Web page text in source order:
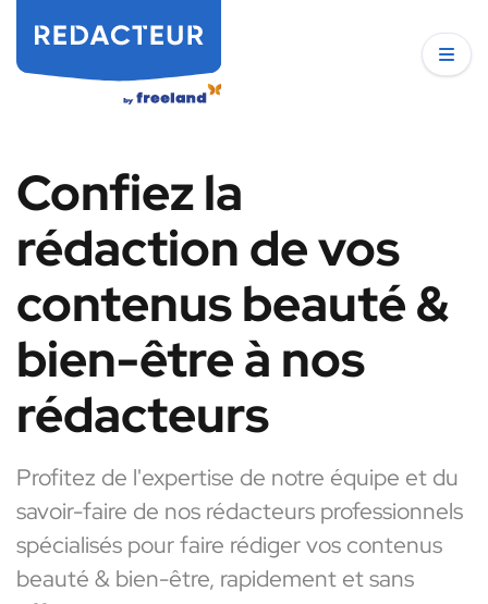
Confiez la
rédaction de vos
contenus beauté &
bien-être à nos
rédacteurs
Profitez de l'expertise de notre équipe et du
savoir-faire de nos rédacteurs professionnels
spécialisés pour faire rédiger vos contenus
beauté & bien-être, rapidement et sans